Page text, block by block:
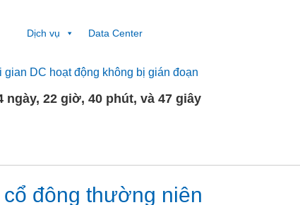
Dịch vụ Data Center
gian DC hoạt động không bị gián đoạn
ngày, 22 giờ, 40 phút, và 47 giây
đông thường niên